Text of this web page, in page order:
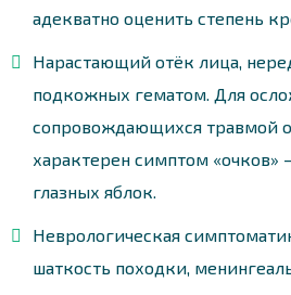
адекватно оценить степень
Нарастающий отёк лица,
подкожных гематом. Для
сопровождающихся травмой
характерен симптом «очков»
глазных яблок.
Неврологическая
шаткость походки,